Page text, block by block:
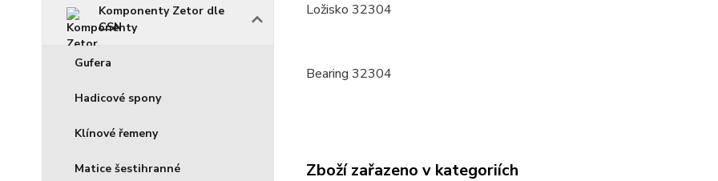
Komponenty Zetor dle
CSN
Gufera
Hadicové spony
Klínové řemeny
Matice šestihranné
Ložisko 32304
Bearing 32304
Zboží zařazeno v kategoriích